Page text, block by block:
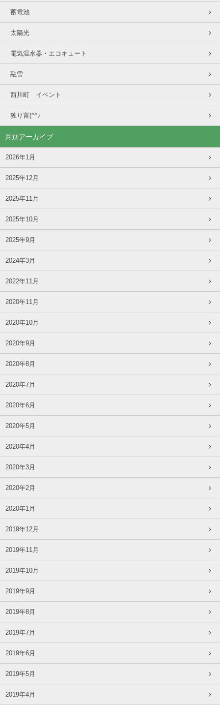
蓄電池
太陽光
電気温水器・エコキュート
融雪
西川町 イベント
独り言(^^♪
月別アーカイブ
2026年1月
2025年12月
2025年11月
2025年10月
2025年9月
2024年3月
2022年11月
2020年11月
2020年10月
2020年9月
2020年8月
2020年7月
2020年6月
2020年5月
2020年4月
2020年3月
2020年2月
2020年1月
2019年12月
2019年11月
2019年10月
2019年9月
2019年8月
2019年7月
2019年6月
2019年5月
2019年4月